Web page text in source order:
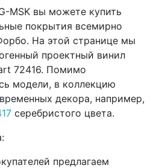
MSK вы можете купить
покрытия всемирно
На этой странице мы
проектный винил
72416. Помимо
модели, в коллекцию
декора, например,
серебристого цвета.
предлагаем